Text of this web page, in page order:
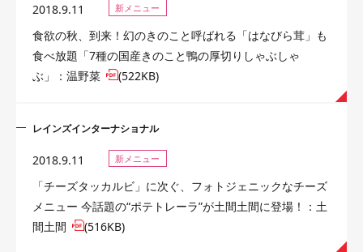
2018.9.11 新メニュー
食欲の秋、到来！幻のきのこと呼ばれる「はなびら茸」も
食べ放題「7種の国産きのこと鴨の厚切りしゃぶしゃ
ぶ」：温野菜
(522KB)
レインズインターナショナル
2018.9.11 新メニュー
「チーズタッカルビ」に次ぐ、フォトジェニックなチーズ
メニュー 今話題の“ポテトレーラ”が土間土間に登場！：土
間土間
(516KB)